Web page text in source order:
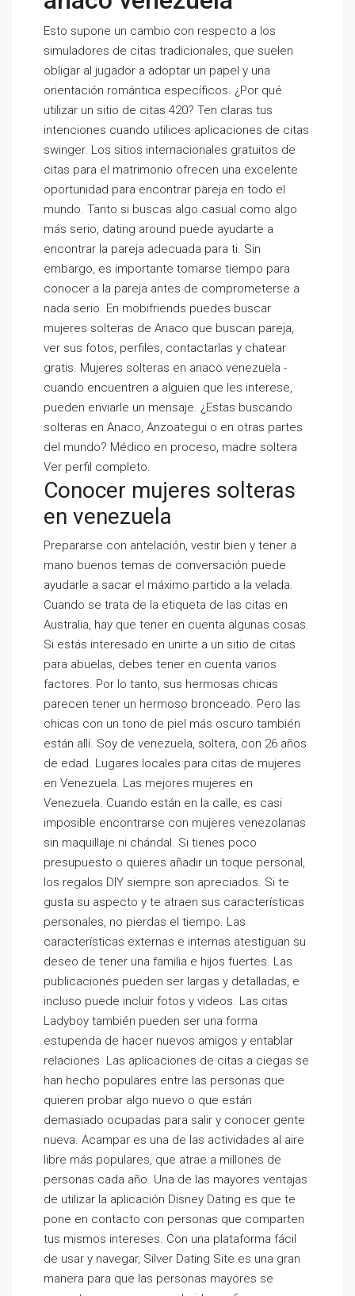
Esto supone un cambio con respecto a los
simuladores de citas tradicionales, que suelen
obligar al jugador a adoptar un papel y una
orientación romántica específicos. ¿Por qué
utilizar un sitio de citas 420? Ten claras tus
intenciones cuando utilices aplicaciones de citas
swinger. Los sitios internacionales gratuitos de
citas para el matrimonio ofrecen una excelente
oportunidad para encontrar pareja en todo el
mundo. Tanto si buscas algo casual como algo
más serio, dating around puede ayudarte a
encontrar la pareja adecuada para ti. Sin
embargo, es importante tomarse tiempo para
conocer a la pareja antes de comprometerse a
nada serio. En mobifriends puedes buscar
mujeres solteras de Anaco que buscan pareja,
ver sus fotos, perfiles, contactarlas y chatear
gratis. Mujeres solteras en anaco venezuela -
cuando encuentren a alguien que les interese,
pueden enviarle un mensaje. ¿Estas buscando
solteras en Anaco, Anzoategui o en otras partes
del mundo? Médico en proceso, madre soltera
Ver perfil completo.
Conocer mujeres solteras
en venezuela
Prepararse con antelación, vestir bien y tener a
mano buenos temas de conversación puede
ayudarle a sacar el máximo partido a la velada.
Cuando se trata de la etiqueta de las citas en
Australia, hay que tener en cuenta algunas cosas.
Si estás interesado en unirte a un sitio de citas
para abuelas, debes tener en cuenta varios
factores. Por lo tanto, sus hermosas chicas
parecen tener un hermoso bronceado. Pero las
chicas con un tono de piel más oscuro también
están allí. Soy de venezuela, soltera, con 26 años
de edad. Lugares locales para citas de mujeres
en Venezuela. Las mejores mujeres en
Venezuela. Cuando están en la calle, es casi
imposible encontrarse con mujeres venezolanas
sin maquillaje ni chándal. Si tienes poco
presupuesto o quieres añadir un toque personal,
los regalos DIY siempre son apreciados. Si te
gusta su aspecto y te atraen sus características
personales, no pierdas el tiempo. Las
características externas e internas atestiguan su
deseo de tener una familia e hijos fuertes. Las
publicaciones pueden ser largas y detalladas, e
incluso puede incluir fotos y videos. Las citas
Ladyboy también pueden ser una forma
estupenda de hacer nuevos amigos y entablar
relaciones. Las aplicaciones de citas a ciegas se
han hecho populares entre las personas que
quieren probar algo nuevo o que están
demasiado ocupadas para salir y conocer gente
nueva. Acampar es una de las actividades al aire
libre más populares, que atrae a millones de
personas cada año. Una de las mayores ventajas
de utilizar la aplicación Disney Dating es que te
pone en contacto con personas que comparten
tus mismos intereses. Con una plataforma fácil
de usar y navegar, Silver Dating Site es una gran
manera para que las personas mayores se